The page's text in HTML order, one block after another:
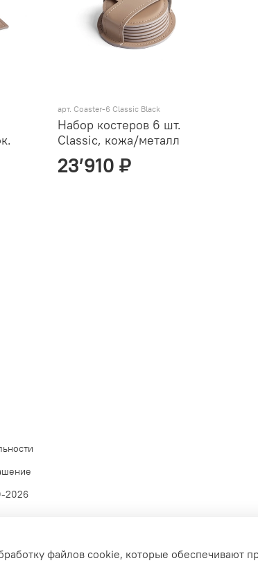
арт. Coaster-6 Classic Black
Набор костеров 6 шт.
Classic, кожа/металл
23’910 ₽
2026
файлов cookie, которые обеспечивают